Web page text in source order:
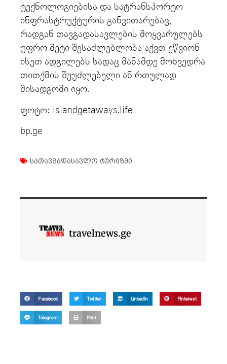
ტექნოლოგიებისა და სატრანსპორტო
ინფრასტრუქტურის განვითარებაც,
რადგან თავგადასავლების მოყვარულებს
უფრო მეტი შესაძლებლობა აქვთ ეწვიონ
ისეთ ადგილებს სადაც მანამდე მოხვედრა
თითქმის შეუძლებელი ან რთულად
მისადგომი იყო.
ფოტო: islandgetaways.life
bp.ge
სათავგადასავლო ტურიზმი
travelnews.ge
Facebook Twitter LinkedIn Pinterest
Telegram Print